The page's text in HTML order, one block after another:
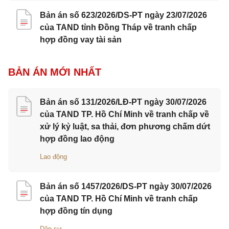
Bản án số 623/2026/DS-PT ngày 23/07/2026
của TAND tỉnh Đồng Tháp về tranh chấp
hợp đồng vay tài sản
BẢN ÁN MỚI NHẤT
Bản án số 131/2026/LĐ-PT ngày 30/07/2026
của TAND TP. Hồ Chí Minh về tranh chấp về
xử lý kỷ luật, sa thải, đơn phương chấm dứt
hợp đồng lao động
Lao động
Bản án số 1457/2026/DS-PT ngày 30/07/2026
của TAND TP. Hồ Chí Minh về tranh chấp
hợp đồng tín dụng